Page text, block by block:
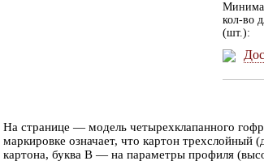
Четырехклапанный
кол-во
(шт.):
На странице — модель четырехклапанного
маркировке означает, что картон трехслойный
картона, буква В — на параметры профиля